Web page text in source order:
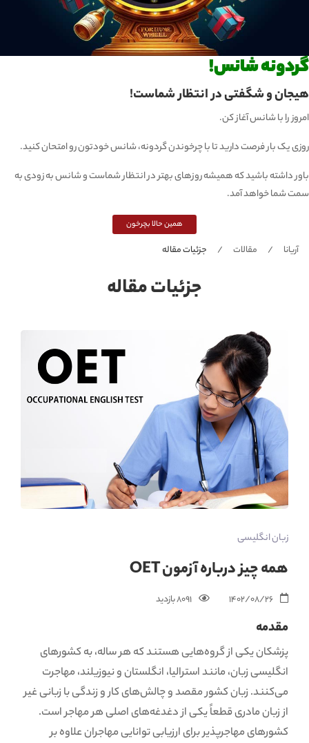
گردونه شانس!
هیجان و شگفتی در انتظار شماست!
امروز را با شانس آغاز کن.
روزی یک بار فرصت دارید تا با چرخوندن گردونه، شانس خودتون رو امتحان کنید.
باور داشته باشید که همیشه روزهای بهتر در انتظار شماست و شانس به زودی به
سمت شما خواهد آمد.
همین حالا بچرخون
جزئیات مقاله
آریانا مقالات جزئیات مقاله
زبان انگلیسی
همه چیز درباره آزمون OET
1402/08/26 8091 بازدید‌
مقدمه
پزشکان یکی از گروه‌هایی هستند که هر ساله، به کشورهای
انگلیسی زبان، مانند استرالیا، انگلستان و نیوزیلند، مهاجرت
می‌کنند. زبان کشور مقصد و چالش‌های کار و زندگی با زبانی غیر
از زبان مادری قطعاً یکی از دغدغه‌های اصلی هر مهاجر است.
کشورهای مهاجرپذیر برای ارزیابی توانایی مهاجران علاوه بر